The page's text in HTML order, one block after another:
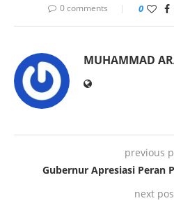
0 comments 0
MUHAMMAD
previous
Gubernur Apresiasi Peran
next